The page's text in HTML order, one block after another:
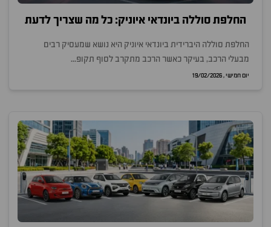
החלפת סוללה ביונדאי איוניק: כל מה שצריך לדעת
החלפת סוללה היברידית ביונדאי איוניק היא נושא שמעסיק רבים
מבעלי הרכב, בעיקר כאשר הרכב מתקרב לסוף תקופ...
יום חמישי , 19/02/2026